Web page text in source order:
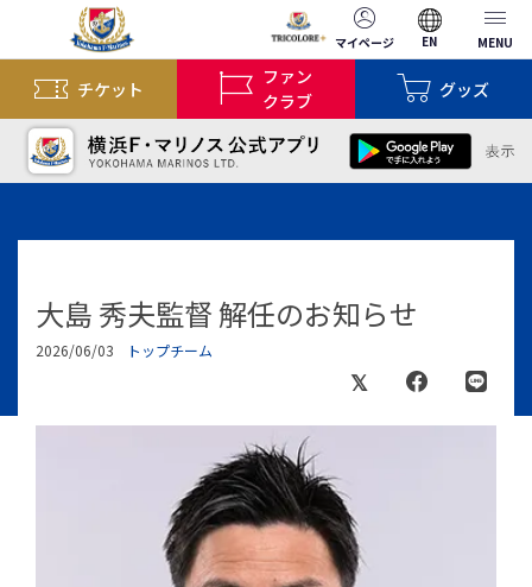
マイページ EN MENU
チケット
ファン
クラブ
グッズ
大島 秀夫監督 解任のお知らせ
2026/06/03 トップチーム